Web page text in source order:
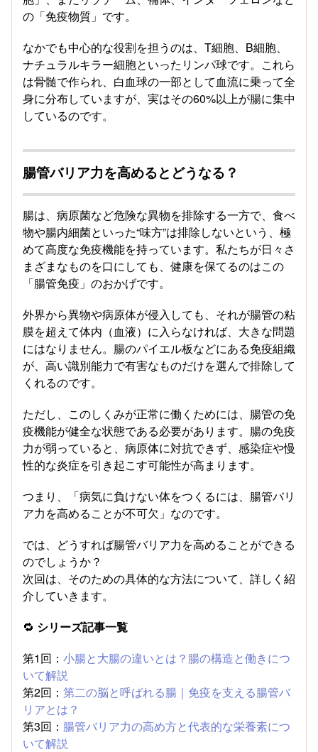
の「免疫物質」です。
なかでも中心的な役割を担うのは、T細胞、B細胞、
ナチュラルキラー細胞といったリンパ球です。これら
は骨髄で作られ、白血球の一部として血流に乗って全
身に分布していますが、実はその60%以上が腸に集中
しているのです。
腸管バリア力を高めるとどうなる？
腸は、病原菌など危険な異物を排除する一方で、食べ
物や腸内細菌といった“味方”は排除しないという、極
めて高度な免疫機能を持っています。私たちが日々さ
まざまなものを口にしても、健康を保てるのはこの
「腸管免疫」のおかげです。
外界から異物や病原体が侵入しても、それが腸管の粘
膜を超えて体内（血液）に入らなければ、大きな問題
にはなりません。腸のパイエル板などにある免疫組織
が、高い識別能力で有害なものだけを選んで排除して
くれるのです。
ただし、このしくみが正常に働くためには、腸管の免
疫機能が健全な状態である必要があります。腸の免疫
力が弱っていると、病原体に対抗できず、感染症や慢
性的な炎症を引き起こす可能性が高まります。
つまり、「病気に負けない体をつくるには、腸管バリ
ア力を高めることが不可欠」なのです。
では、どうすれば腸管バリア力を高めることができる
のでしょうか？
次回は、そのための具体的な方法について、詳しく紹
介していきます。
🔁 シリーズ記事一覧
第1回： 小腸と大腸の違いとは？腸の構造と働きにつ
いて解説
第2回： 第二の脳と呼ばれる腸｜免疫を支える腸管バ
リアとは？
第3回： 腸管バリア力の高め方と代表的な栄養素につ
いて解説